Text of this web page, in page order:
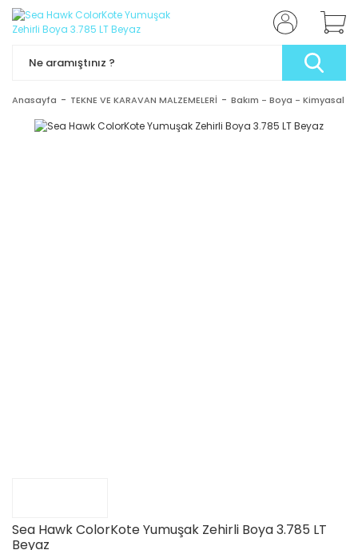
Anasayfa TEKNE VE KARAVAN MALZEMELERİ Bakım - Boya - Kimyasal
Sea Hawk ColorKote Yumuşak Zehirli Boya 3.785 LT
Beyaz